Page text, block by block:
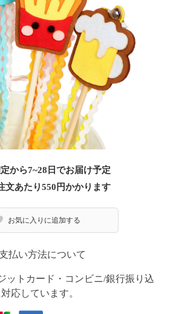
から7~28日でお届け予定
文あたり550 円かかります
お気に入りに追加する
払い方法について
ットカード・コンビニ/銀行振り込
応しています。